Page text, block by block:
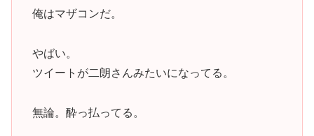
俺はマザコンだ。
やばい。
ツイートが二朗さんみたいになってる。
無論。酔っ払ってる。